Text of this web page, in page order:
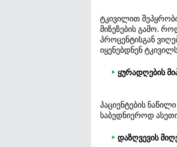
ტკივილით
მიზეზების გამო.
პროცენტისგან
იყენებდნენ
ყურადღების
პაციენტების
საბედნიეროდ
დაზღვევის